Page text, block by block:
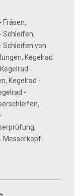
Fräsen,
Schleifen,
Schleifen von
Kegelrad
-
Kegelrad -
-
Messerkopf-